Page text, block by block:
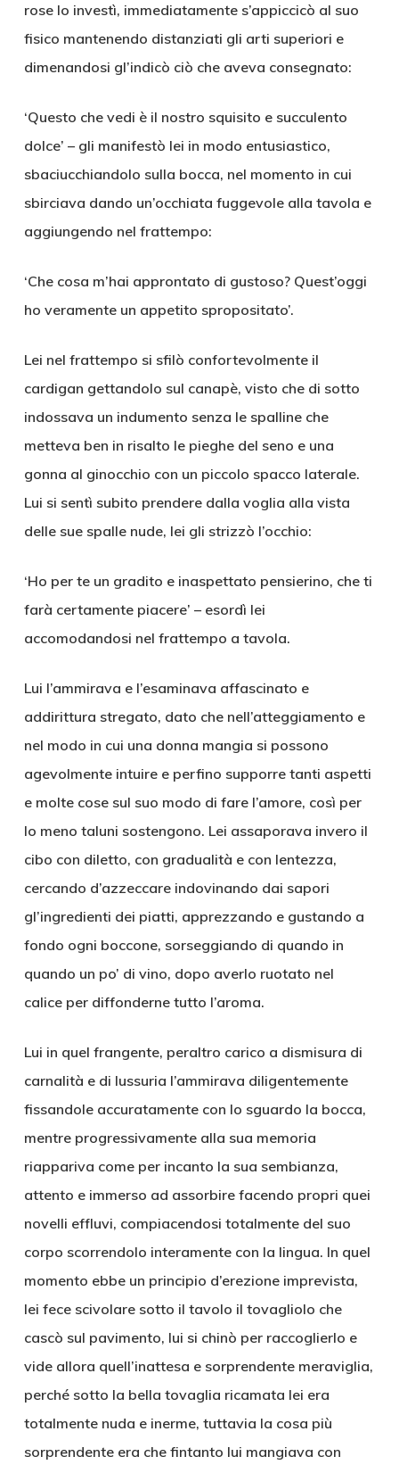
rose lo investì, immediatamente s’appiccicò al suo
fisico mantenendo distanziati gli arti superiori e
dimenandosi gl’indicò ciò che aveva consegnato:
‘Questo che vedi è il nostro squisito e succulento
dolce’ – gli manifestò lei in modo entusiastico,
sbaciucchiandolo sulla bocca, nel momento in cui
sbirciava dando un’occhiata fuggevole alla tavola e
aggiungendo nel frattempo:
‘Che cosa m’hai approntato di gustoso? Quest’oggi
ho veramente un appetito spropositato’.
Lei nel frattempo si sfilò confortevolmente il
cardigan gettandolo sul canapè, visto che di sotto
indossava un indumento senza le spalline che
metteva ben in risalto le pieghe del seno e una
gonna al ginocchio con un piccolo spacco laterale.
Lui si sentì subito prendere dalla voglia alla vista
delle sue spalle nude, lei gli strizzò l’occhio:
‘Ho per te un gradito e inaspettato pensierino, che ti
farà certamente piacere’ – esordì lei
accomodandosi nel frattempo a tavola.
Lui l’ammirava e l’esaminava affascinato e
addirittura stregato, dato che nell’atteggiamento e
nel modo in cui una donna mangia si possono
agevolmente intuire e perfino supporre tanti aspetti
e molte cose sul suo modo di fare l’amore, così per
lo meno taluni sostengono. Lei assaporava invero il
cibo con diletto, con gradualità e con lentezza,
cercando d’azzeccare indovinando dai sapori
gl’ingredienti dei piatti, apprezzando e gustando a
fondo ogni boccone, sorseggiando di quando in
quando un po’ di vino, dopo averlo ruotato nel
calice per diffonderne tutto l’aroma.
Lui in quel frangente, peraltro carico a dismisura di
carnalità e di lussuria l’ammirava diligentemente
fissandole accuratamente con lo sguardo la bocca,
mentre progressivamente alla sua memoria
riappariva come per incanto la sua sembianza,
attento e immerso ad assorbire facendo propri quei
novelli effluvi, compiacendosi totalmente del suo
corpo scorrendolo interamente con la lingua. In quel
momento ebbe un principio d’erezione imprevista,
lei fece scivolare sotto il tavolo il tovagliolo che
cascò sul pavimento, lui si chinò per raccoglierlo e
vide allora quell’inattesa e sorprendente meraviglia,
perché sotto la bella tovaglia ricamata lei era
totalmente nuda e inerme, tuttavia la cosa più
sorprendente era che fintanto lui mangiava con